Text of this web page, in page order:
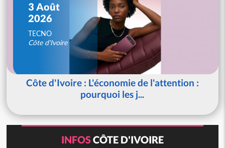
3 Août
2026
TECNO
Côte d'Ivoire
Côte d'Ivoire : L'économie de l'attention :
pourquoi les j...
INFOSCÔTE D'IVOIRE